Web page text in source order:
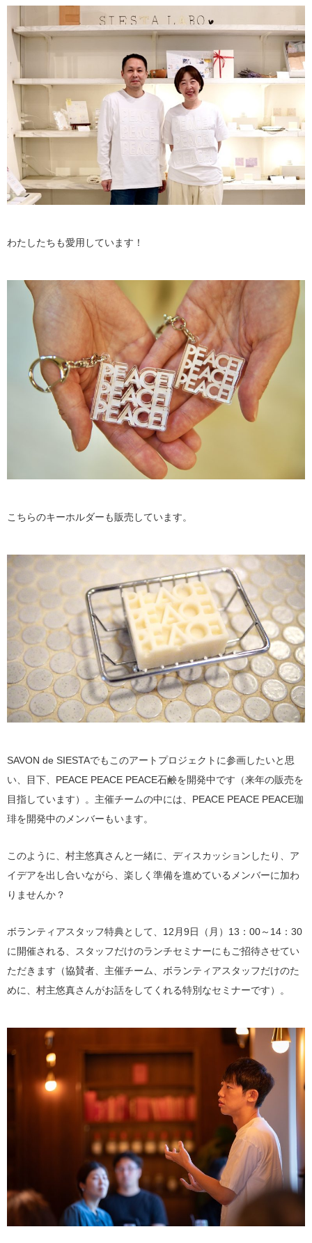
わたしたちも愛用しています！
こちらのキーホルダーも販売しています。
SAVON de SIESTAでもこのアートプロジェクトに参画したいと思
い、目下、PEACE PEACE PEACE石鹸を開発中です（来年の販売を
目指しています）。主催チームの中には、PEACE PEACE PEACE珈
琲を開発中のメンバーもいます。
このように、村主悠真さんと一緒に、ディスカッションしたり、ア
イデアを出し合いながら、楽しく準備を進めているメンバーに加わ
りませんか？
ボランティアスタッフ特典として、12月9日（月）13：00～14：30
に開催される、スタッフだけのランチセミナーにもご招待させてい
ただきます（協賛者、主催チーム、ボランティアスタッフだけのた
めに、村主悠真さんがお話をしてくれる特別なセミナーです）。